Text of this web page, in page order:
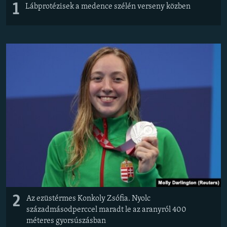
1 Lábprotézisek a medence szélén verseny közben
2
Az ezüstérmes Konkoly Zsófia. Nyolc
századmásodperccel maradt le az aranyról 400
méteres gyorsúszásban